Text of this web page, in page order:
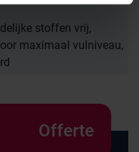
stoffen vrij,
maximaal vulniveau,
Offerte